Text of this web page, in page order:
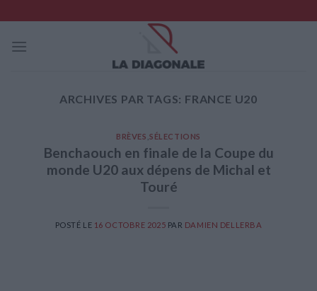
to
content
ARCHIVES PAR TAGS: FRANCE U20
BRÈVES ,SÉLECTIONS
Benchaouch en finale de la Coupe du
monde U20 aux dépens de Michal et
Touré
POSTÉ LE 16 OCTOBRE 2025 PAR DAMIEN DELLERBA